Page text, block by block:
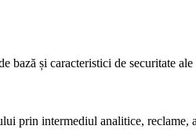
bază și caracteristici de securitate
prin intermediul analitice, reclame,